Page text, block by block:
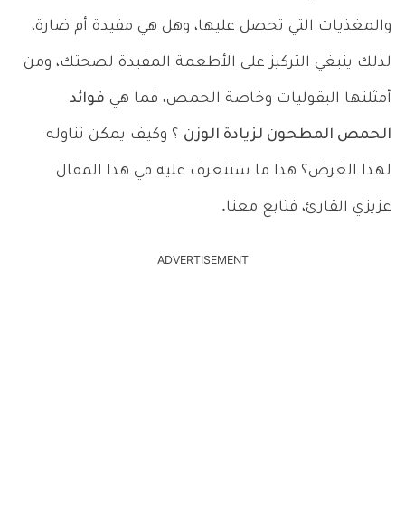
والمغذيات التي تحصل عليها، وهل هي مفيدة أم ضارة،
لذلك ينبغي التركيز على الأطعمة المفيدة لصحتك، ومن
أمثلتها البقوليات وخاصة الحمص، فما هي فوائد
الحمص المطحون لزيادة الوزن ؟ وكيف يمكن تناوله
لهذا الغرض؟ هذا ما سنتعرف عليه في هذا المقال
عزيزي القارئ، فتابع معنا.
ADVERTISEMENT